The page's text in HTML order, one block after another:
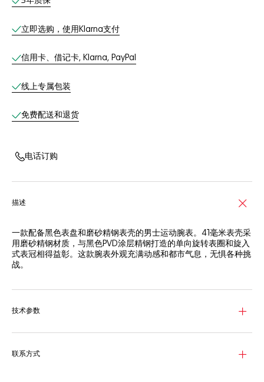
立即选购，使用Klarna支付
信用卡、借记卡, Klarna, PayPal
线上专属包装
免费配送和退货
电话订购
描述
一款配备黑色表盘和磨砂精钢表壳的男士运动腕表。41毫米表壳采
用磨砂精钢材质，与黑色PVD涂层精钢打造的单向旋转表圈和旋入
式表冠相得益彰。这款腕表外观充满动感和都市气息，无惧各种挑
战。
技术参数
联系方式